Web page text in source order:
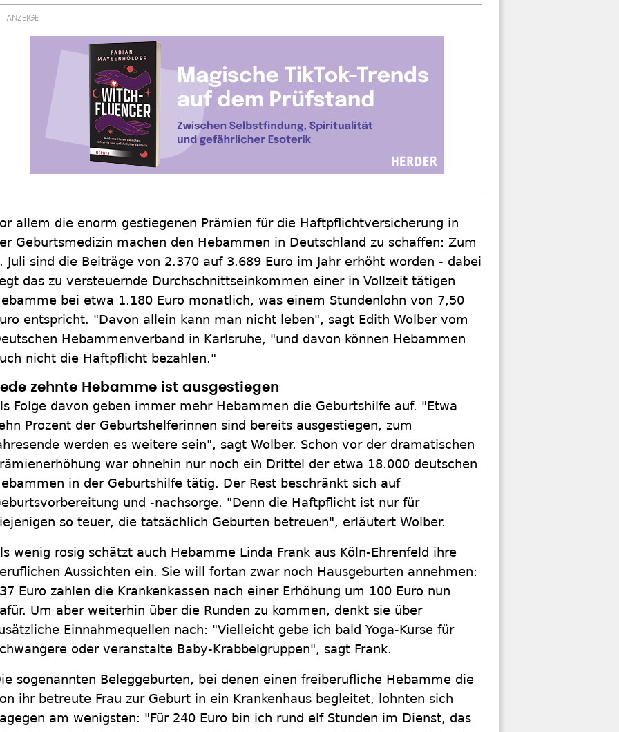
allem die enorm gestiegenen Prämien für die Haftpflichtversicherung in
Geburtsmedizin machen den Hebammen in Deutschland zu schaffen: Zum
Juli sind die Beiträge von 2.370 auf 3.689 Euro im Jahr erhöht worden - dabei
das zu versteuernde Durchschnittseinkommen einer in Vollzeit tätigen
bei etwa 1.180 Euro monatlich, was einem Stundenlohn von 7,50
entspricht. "Davon allein kann man nicht leben", sagt Edith Wolber vom
Hebammenverband in Karlsruhe, "und davon können Hebammen
nicht die Haftpflicht bezahlen."
zehnte Hebamme ist ausgestiegen
Folge davon geben immer mehr Hebammen die Geburtshilfe auf. "Etwa
Prozent der Geburtshelferinnen sind bereits ausgestiegen, zum
werden es weitere sein", sagt Wolber. Schon vor der dramatischen
war ohnehin nur noch ein Drittel der etwa 18.000 deutschen
in der Geburtshilfe tätig. Der Rest beschränkt sich auf
und -nachsorge. "Denn die Haftpflicht ist nur für
so teuer, die tatsächlich Geburten betreuen", erläutert Wolber.
wenig rosig schätzt auch Hebamme Linda Frank aus Köln-Ehrenfeld ihre
Aussichten ein. Sie will fortan zwar noch Hausgeburten annehmen:
Euro zahlen die Krankenkassen nach einer Erhöhung um 100 Euro nun
Um aber weiterhin über die Runden zu kommen, denkt sie über
Einnahmequellen nach: "Vielleicht gebe ich bald Yoga-Kurse für
oder veranstalte Baby-Krabbelgruppen", sagt Frank.
sogenannten Beleggeburten, bei denen einen freiberufliche Hebamme die
ihr betreute Frau zur Geburt in ein Krankenhaus begleitet, lohnten sich
am wenigsten: "Für 240 Euro bin ich rund elf Stunden im Dienst, das